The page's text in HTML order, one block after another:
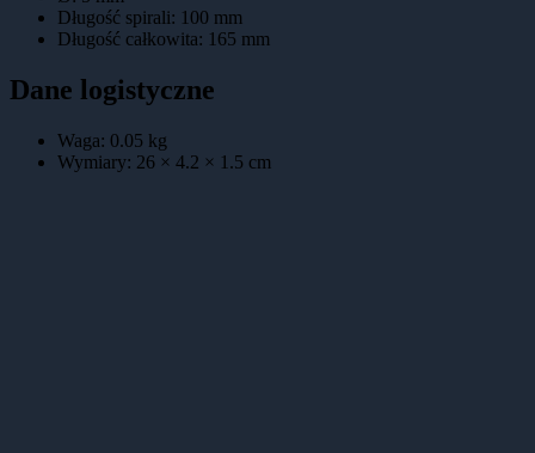
Długość spirali: 100 mm
Długość całkowita: 165 mm
Dane logistyczne
Waga: 0.05 kg
Wymiary: 26 × 4.2 × 1.5 cm